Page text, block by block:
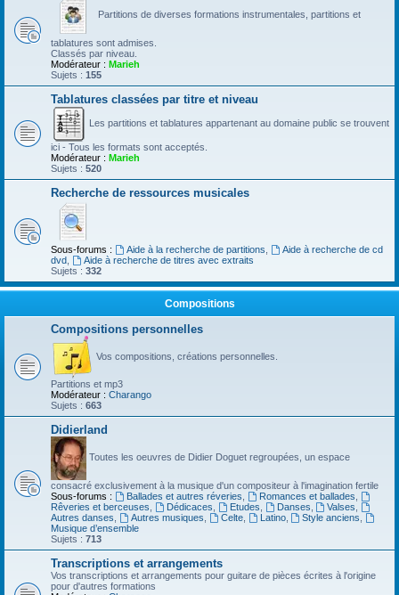
Partitions de diverses formations instrumentales, partitions et
tablatures sont admises.
Classés par niveau.
Modérateur : Marieh
Sujets : 155
Tablatures classées par titre et niveau
Les partitions et tablatures appartenant au domaine public se trouvent
ici - Tous les formats sont acceptés.
Modérateur : Marieh
Sujets : 520
Recherche de ressources musicales
Sous-forums : Aide à la recherche de partitions
Aide à recherche de cd
dvd
Aide à recherche de titres avec extraits
Sujets : 332
Compositions
Compositions personnelles
Vos compositions, créations personnelles.
Partitions et mp3
Modérateur : Charango
Sujets : 663
Didierland
Toutes les oeuvres de Didier Doguet regroupées, un espace
consacré exclusivement à la musique d'un compositeur à l'imagination fertile
Sous-forums :
Ballades et autres réveries Romances et ballades
Rêveries et berceuses
Dédicaces Etudes Danses Valses
Autres danses
Autres musiques Celte, Latino, Style anciens
Musique d’ensemble
Sujets : 713
Transcriptions et arrangements
Vos transcriptions et arrangements pour guitare de pièces écrites à l'origine
pour d'autres formations